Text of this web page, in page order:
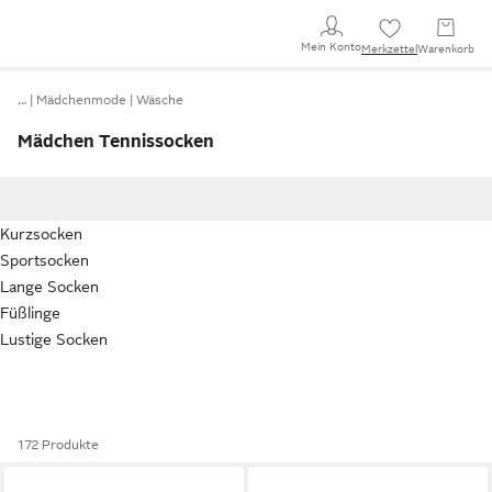
Mein KontoMerkzettel Warenkorb
… Mädchenmode Wäsche
Mädchen Tennissocken
Kurzsocken
Sportsocken
Lange Socken
Füßlinge
Lustige Socken
172 Produkte